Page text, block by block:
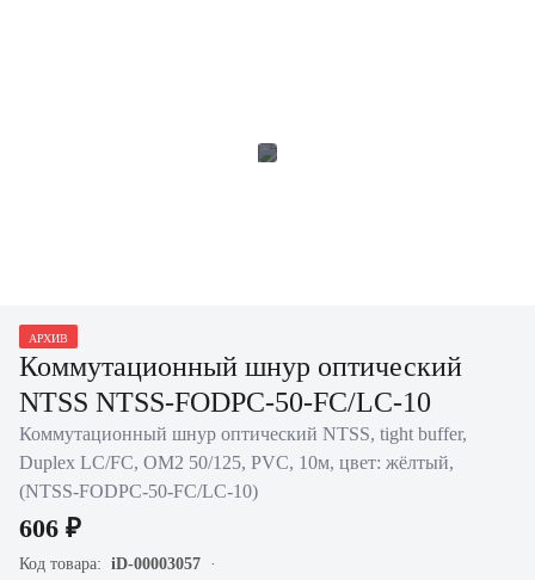
АРХИВ
Коммутационный шнур оптический
NTSS NTSS-FODPC-50-FC/LC-10
Коммутационный шнур оптический NTSS, tight buffer,
Duplex LC/FC, OM2 50/125, PVC, 10м, цвет: жёлтый,
(NTSS-FODPC-50-FC/LC-10)
606 ₽
Код товара: iD-00003057